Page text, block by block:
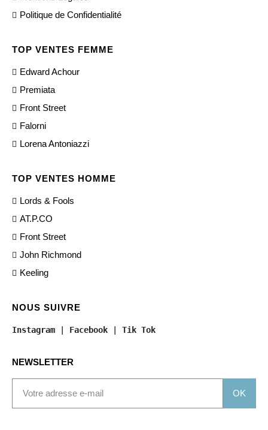
Politique de Confidentialité
TOP VENTES FEMME
Edward Achour
Premiata
Front Street
Falorni
Lorena Antoniazzi
TOP VENTES HOMME
Lords & Fools
AT.P.CO
Front Street
John Richmond
Keeling
NOUS SUIVRE
Instagram | Facebook | Tik Tok
NEWSLETTER
OK